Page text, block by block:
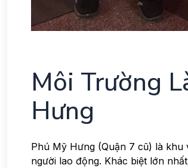
Môi Trường
Hưng
Phú Mỹ Hưng (Quận 7 cũ) là
người lao động. Khác biệt lớn